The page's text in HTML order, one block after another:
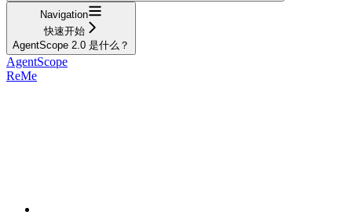
Navigation
快速开始
AgentScope 2.0 是什么？
AgentScope
ReMe